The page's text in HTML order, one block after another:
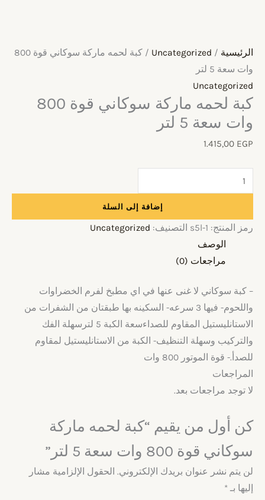
الرئيسية /
Uncategorized
/ كبة لحمه ماركة سوكاني قوة 800
وات سعة 5 لتر
Uncategorized
كبة لحمه ماركة سوكاني قوة 800
وات سعة 5 لتر
1.415,00 EGP
إضافة إلى السلة
رمز المنتج: s5l-1 التصنيف: Uncategorized
الوصف
مراجعات (0)
– كبة سوكاني لا غنى عنها في اي مطبخ لفرم الخضراوات
واللحوم- فيها 3 سرعه- السكينه بها طبقتان من الشفرات من
الاستانليستيل المقاوم للصداءسعة الكبة 5 لترسهلة الفك
والتركيب وسهلة التنظيف- الكبة من الاستانليستيل لمقاوم
للصدأ.- قوة الموتور 800 وات
المراجعات
لا توجد مراجعات بعد.
كن أول من يقيم “كبة لحمه ماركة
سوكاني قوة 800 وات سعة 5 لتر”
لن يتم نشر عنوان بريدك الإلكتروني. الحقول الإلزامية مشار
إليها بـ *